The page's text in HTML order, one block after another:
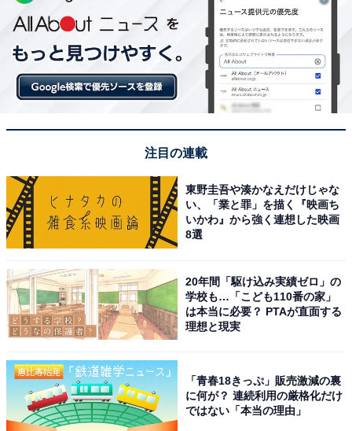
※掲載されている情報は記事公開時のものです。あらか
オールアバウトに還元されることがあります。
この記事の執筆者： 坂上 恵
ドにフォーカスした記事執筆やSEOライティングの経験を経て、の
ちにAll About ニュースチームのメンバーに加入。現在は旅行・カル
チャー・エンタメなどを中心に企画編集を担当。東京都出身。居酒
屋巡りとスポーツ観戦が生きがい。
...続きを読む
こちらもおすすめ
【楽天トラベルセール】「錦帯橋温泉 岩国国
際観光ホテル」が今だけ特別価格に！錦帯橋を
望む絶景露天と美肌の湯を堪能【10月6日】
注目の連載
東野圭吾や湊かなえだけじゃな
い、「業と罪」を描く『映画ち
いかわ』から強く連想した映画
8選
20年間「駆け込み実績ゼロ」の
学校も…「こども110番の家」
は本当に必要？ PTAが直面する
理想と現実
「青春18きっぷ」販売激減の裏
に何が？ 連続利用の厳格化だけ
ではない「本当の理由」